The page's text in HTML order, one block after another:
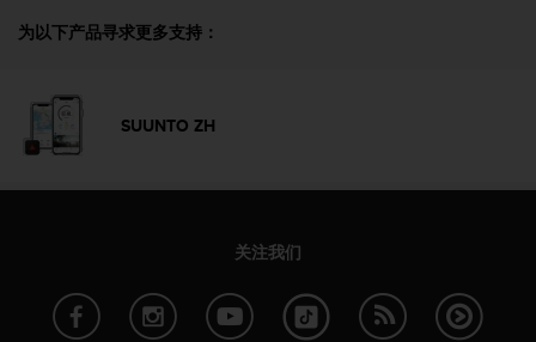
为以下产品寻求更多支持：
SUUNTO ZH
关注我们